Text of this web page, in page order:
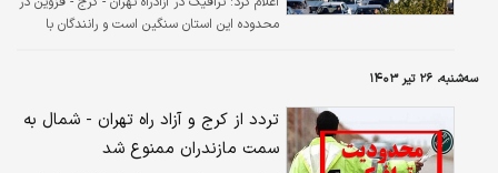
محدوده این استان سنگین است و رانندگان با
سه‌شنبه، ۲۶ تیر ۱۴۰۳
تردد از کرج و آزاد راه تهران - شمال به
سمت مازندران ممنوع شد